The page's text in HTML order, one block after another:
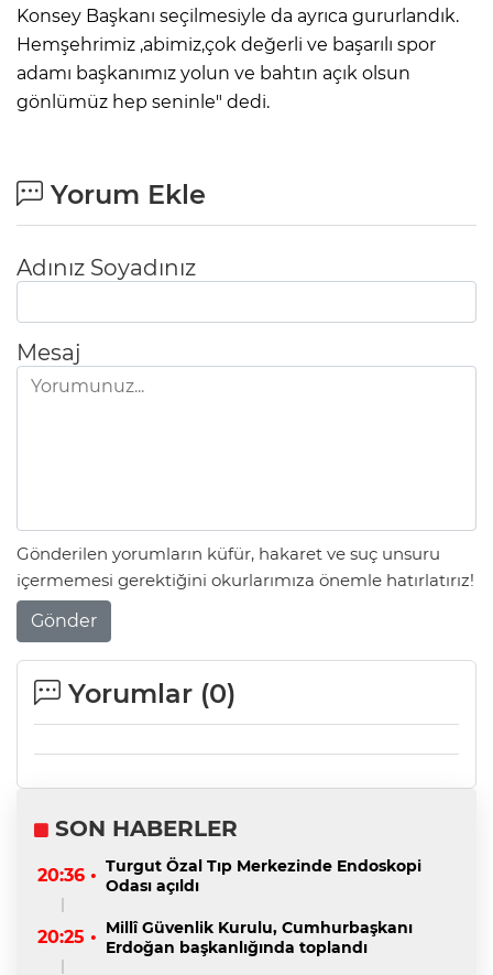
Konsey Başkanı seçilmesiyle da ayrıca gururlandık.
Hemşehrimiz ,abimiz,çok değerli ve başarılı spor
adamı başkanımız yolun ve bahtın açık olsun
gönlümüz hep seninle" dedi.
Yorum Ekle
Adınız Soyadınız
Mesaj
Gönderilen yorumların küfür, hakaret ve suç unsuru
içermemesi gerektiğini okurlarımıza önemle hatırlatırız!
Gönder
Yorumlar (0)
SON HABERLER
20:36 • Turgut Özal Tıp Merkezinde Endoskopi
Odası açıldı
20:25 • Millî Güvenlik Kurulu, Cumhurbaşkanı
Erdoğan başkanlığında toplandı